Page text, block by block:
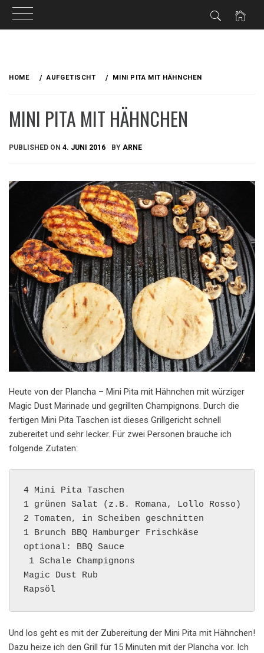
HOME AUFGETISCHT MINI PITA MIT HÄHNCHEN
MINI PITA MIT HÄHNCHEN
PUBLISHED ON 4. JUNI 2016 BY ARNE
Heute von der Plancha – Mini Pita mit Hähnchen mit würziger
Magic Dust Marinade und gegrillten Champignons. Durch die
fertigen Mini Pita Taschen ist dieses Grillgericht schnell
zubereitet und sehr lecker. Für zwei Personen brauche ich
folgende Zutaten:
4 Mini Pita Taschen
1 grünen Salat (z.B. Romana, Lollo Rosso)
2 Tomaten, in Scheiben geschnitten
1 Brunch BBQ Hamburger Frischkäse
optional: BBQ Sauce
1 Schale Champignons
Magic Dust Rub
Rapsöl
Und los geht es mit der Zubereitung der Mini Pita mit Hähnchen!
Dazu heize ich den Grill für 15 Minuten mit der Plancha vor. Ich